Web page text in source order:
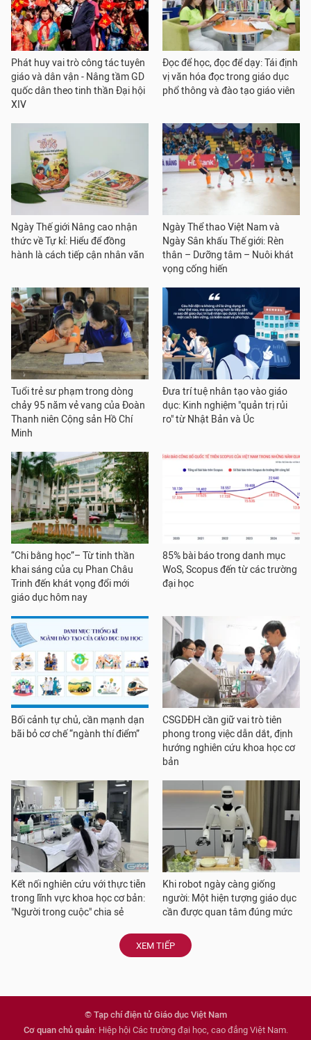
Phát huy vai trò công tác tuyên
giáo và dân vận - Nâng tầm GD
quốc dân theo tinh thần Đại hội
XIV
Đọc để học, đọc để dạy: Tái định
vị văn hóa đọc trong giáo dục
phổ thông và đào tạo giáo viên
Ngày Thế giới Nâng cao nhận
thức về Tự kỉ: Hiểu để đồng
hành là cách tiếp cận nhân văn
Ngày Thể thao Việt Nam và
Ngày Sân khấu Thế giới: Rèn
thân – Dưỡng tâm – Nuôi khát
vọng cống hiến
Tuổi trẻ sư phạm trong dòng
chảy 95 năm vẻ vang của Đoàn
Thanh niên Cộng sản Hồ Chí
Minh
Đưa trí tuệ nhân tạo vào giáo
dục: Kinh nghiệm "quản trị rủi
ro" từ Nhật Bản và Úc
“Chi bằng học”– Từ tinh thần
khai sáng của cụ Phan Châu
Trinh đến khát vọng đổi mới
giáo dục hôm nay
85% bài báo trong danh mục
WoS, Scopus đến từ các trường
đại học
Bối cảnh tự chủ, cần mạnh dạn
bãi bỏ cơ chế “ngành thí điểm”
CSGDĐH cần giữ vai trò tiên
phong trong việc dẫn dắt, định
hướng nghiên cứu khoa học cơ
bản
Kết nối nghiên cứu với thực tiễn
trong lĩnh vực khoa học cơ bản:
"Người trong cuộc" chia sẻ
Khi robot ngày càng giống
người: Một hiện tượng giáo dục
cần được quan tâm đúng mức
XEM TIẾP
© Tạp chí điện tử Giáo dục Việt Nam
Cơ quan chủ quản: Hiệp hội Các trường đại học, cao đẳng Việt Nam.